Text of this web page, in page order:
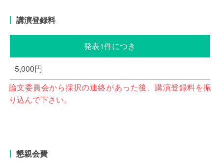
講演登録料
発表1件につき
5,000円
論文委員会から採択の連絡があった後、講演登録料を振
り込んで下さい。
懇親会費